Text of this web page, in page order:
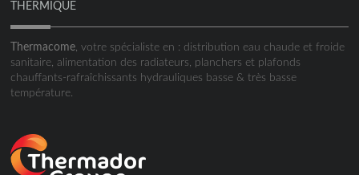
THERMIQUE
Thermacome, votre spécialiste en : distribution eau chaude et froide
sanitaire, alimentation des radiateurs, planchers et plafonds
chauffants-rafraîchissants hydrauliques basse & très basse
température.